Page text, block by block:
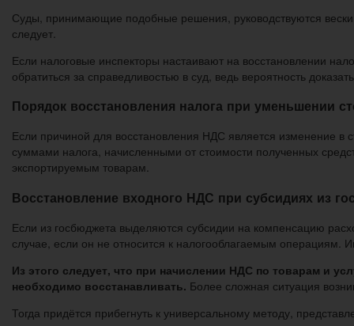
Суды, принимающие подобные решения, руководствуются
следует.
Если налоговые инспекторы настаивают на восстановлении
обратиться за справедливостью в суд, ведь вероятность
Порядок восстановления налога при уменьшении
Если причиной для восстановления НДС является изменение в
суммами налога, начисленными от стоимости полученных
экспортируемым товарам.
Восстановление входного НДС при субсидиях из
Если из госбюджета выделяются субсидии на компенсацию
случае, если он не относится к налогооблагаемым операциям.
Из этого следует, что при начислении НДС по товарам и
необходимо восстанавливать. Более сложная ситуация
Тогда придётся прибегнуть к универсальному методу,